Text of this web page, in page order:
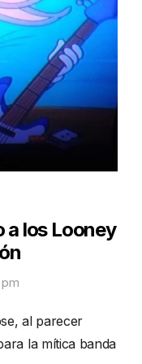
a los Looney
al parecer
la mítica banda